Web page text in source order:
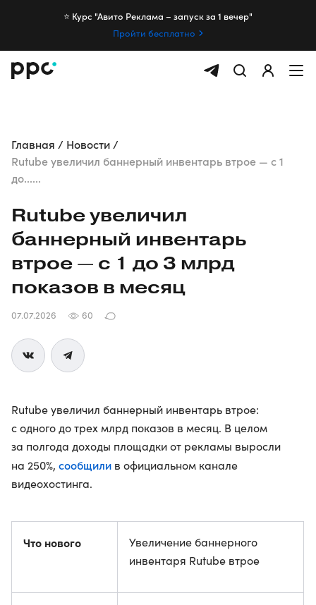
⭐️ Курс "Авито Реклама – запуск за 1 вечер"
Пройти бесплатно
Главная
Новости
Rutube увеличил баннерный инвентарь втрое — с 1
до......
Rutube увеличил
баннерный инвентарь
втрое — с 1 до 3 млрд
показов в месяц
07.07.2026 60
Rutube увеличил баннерный инвентарь втрое:
с одного до трех млрд показов в месяц. В целом
за полгода доходы площадки от рекламы выросли
на 250%, сообщили в официальном канале
видеохостинга.
Что нового
Увеличение баннерного
инвентаря Rutube втрое